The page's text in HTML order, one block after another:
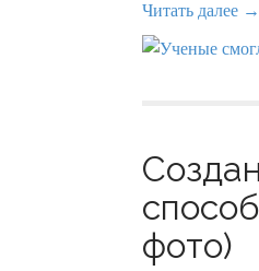
Читать далее →
фото)